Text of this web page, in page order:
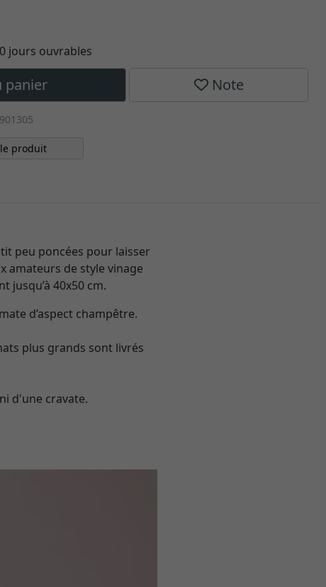
jours ouvrables
panier Note
produit
peu poncées pour laisser
amateurs de style vinage
jusqu’à 40x50 cm.
d’aspect champêtre.
plus grands sont livrés
d'une cravate.